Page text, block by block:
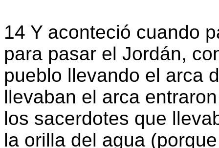
14 Y aconteció cuando
para pasar el Jordán,
pueblo llevando el arca
llevaban el arca
los sacerdotes que
la orilla del agua